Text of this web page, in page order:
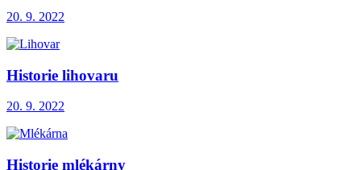
20. 9. 2022
Historie lihovaru
20. 9. 2022
Historie mlékárny